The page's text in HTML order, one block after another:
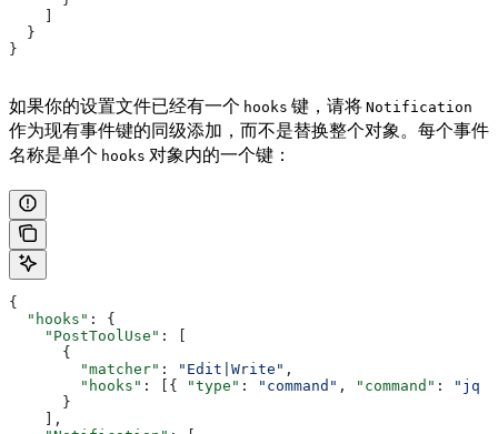
  }
}
如果你的设置文件已经有一个 hooks 键，请将 Notification
作为现有事件键的同级添加，而不是替换整个对象。每个事件
名称是单个 hooks 对象内的一个键：
{
  "hooks"
: {
    "PostToolUse"
: [
      {
        "matcher"
: "Edit|Write" ,
        "hooks"
: [{ "type" : "command" , "command" :
"jq
      }
    ],